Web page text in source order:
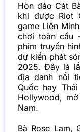
Hòn đảo Cát
khi được Riot
game Liên
chơi toàn cầu
phim truyền
dự kiến phát
2025. Đây là
địa danh nổi
Quốc hay
Hollywood,
Nam.
Bà Rose Lam,